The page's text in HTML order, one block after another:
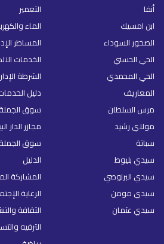
أنفا
ابن امسيك
الصخور السوداء
الحي الحسني
الحي المحمدي
المعاريف
مرس السلطان
مولاي رشيد
سباتة
سيدي بليوط
سيدي البرنوصي
سيدي مومن
سيدي عثمان
التعمير
الماء
المساطر
الخدمات
الشرطة
دليل
سوق
مجازر الدار
سوق
الدليل
المشاركة
الرعاية
الثقافة
الترفيه